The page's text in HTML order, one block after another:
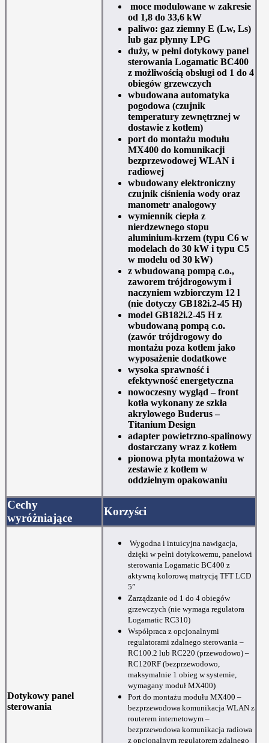
moce modulowane w zakresie
od 1,8 do 33,6 kW
paliwo: gaz ziemny E (Lw, Ls)
lub gaz płynny LPG
duży, w pełni dotykowy panel
sterowania Logamatic BC400
z możliwością obsługi od 1 do 4
obiegów grzewczych
wbudowana automatyka
pogodowa (czujnik
temperatury zewnętrznej w
dostawie z kotłem)
port do montażu modułu
MX400 do komunikacji
bezprzewodowej WLAN i
radiowej
wbudowany elektroniczny
czujnik ciśnienia wody oraz
manometr analogowy
wymiennik ciepła z
nierdzewnego stopu
aluminium-krzem (typu C6 w
modelach do 30 kW i typu C5
w modelu od 30 kW)
z wbudowaną pompą c.o.,
zaworem trójdrogowym i
naczyniem wzbiorczym 12 l
(nie dotyczy GB182i.2-45 H)
model GB182i.2-45 H z
wbudowaną pompą c.o.
(zawór trójdrogowy do
montażu poza kotłem jako
wyposażenie dodatkowe
wysoka sprawność i
efektywność energetyczna
nowoczesny wygląd – front
kotła wykonany ze szkła
akrylowego Buderus –
Titanium Design
adapter powietrzno-spalinowy
dostarczany wraz z kotłem
pionowa płyta montażowa w
zestawie z kotłem w
oddzielnym opakowaniu
Cechy
wyróżniające
Korzyści
Dotykowy panel
sterowania
Wygodna i intuicyjna nawigacja,
dzięki w pełni dotykowemu, panelowi
sterowania Logamatic BC400 z
aktywną kolorową matrycją TFT LCD
5”
Zarządzanie od 1 do 4 obiegów
grzewczych (nie wymaga regulatora
Logamatic RC310)
Współpraca z opcjonalnymi
regulatorami zdalnego sterowania –
RC100.2 lub RC220 (przewodowo) –
RC120RF (bezprzewodowo,
maksymalnie 1 obieg w systemie,
wymagany moduł MX400)
Port do montażu modułu MX400 –
bezprzewodowa komunikacja WLAN z
routerem internetowym –
bezprzewodowa komunikacja radiowa
z opcjonalnym regulatorem zdalnego